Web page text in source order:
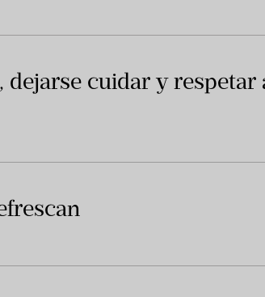
dejarse cuidar y respetar